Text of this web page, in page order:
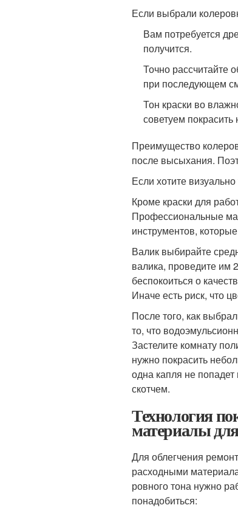
Если выбрали
Вам потребуется
получится.
Точно рассчитайте
при последующем
Тон краски во
советуем
Преимущество
после высыхания.
Если хотите
Кроме краски для
Профессиональные
инструментов,
Валик выбирайте
валика, проведите им
беспокоиться о
Иначе есть риск, что
После того, как
то, что
Застелите комнату
нужно покрасить
одна капля не
скотчем.
Технология
материалы
Для облегчения
расходными
ровного тона нужно
понадобиться: